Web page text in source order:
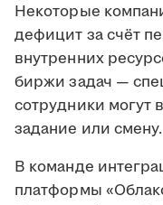
Некоторые
дефицит за счёт
внутренних
биржи задач —
сотрудники могут
задание или смену.
В команде
платформы